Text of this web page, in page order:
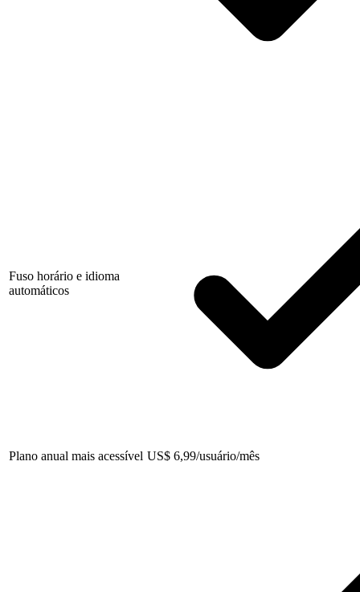
Fuso horário e idioma
automáticos
Plano anual mais acessível US$ 6,99/usuário/mês